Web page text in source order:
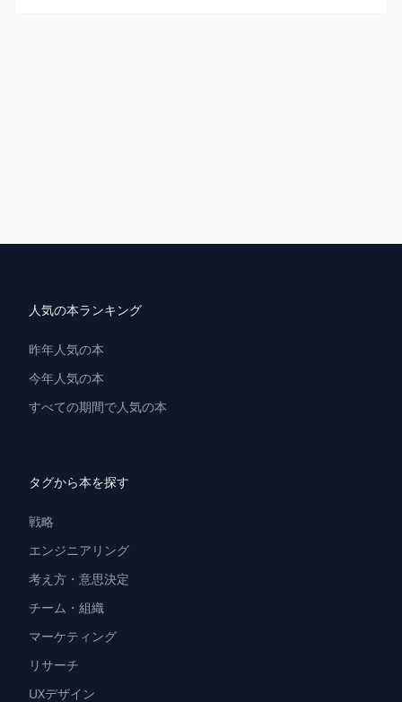
人気の本ランキング
昨年人気の本
今年人気の本
すべての期間で人気の本
タグから本を探す
戦略
エンジニアリング
考え方・意思決定
チーム・組織
マーケティング
リサーチ
UXデザイン